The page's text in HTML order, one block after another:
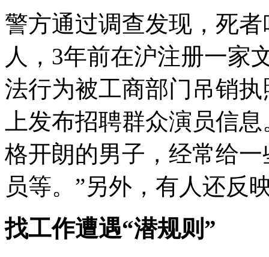
警方通过调查发现，死
人，3年前在沪注册一家
法行为被工商部门吊销
上发布招聘群众演员信
格开朗的男子，经常给
员等。”另外，有人还反
找工作遭遇“潜规则”